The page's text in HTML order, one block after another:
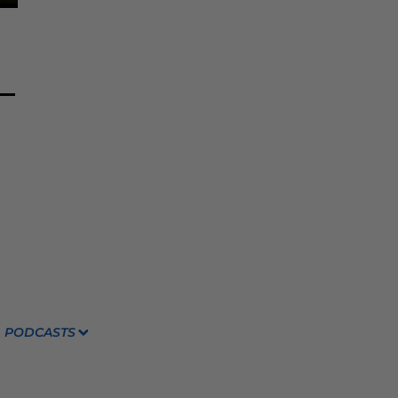
PODCASTS